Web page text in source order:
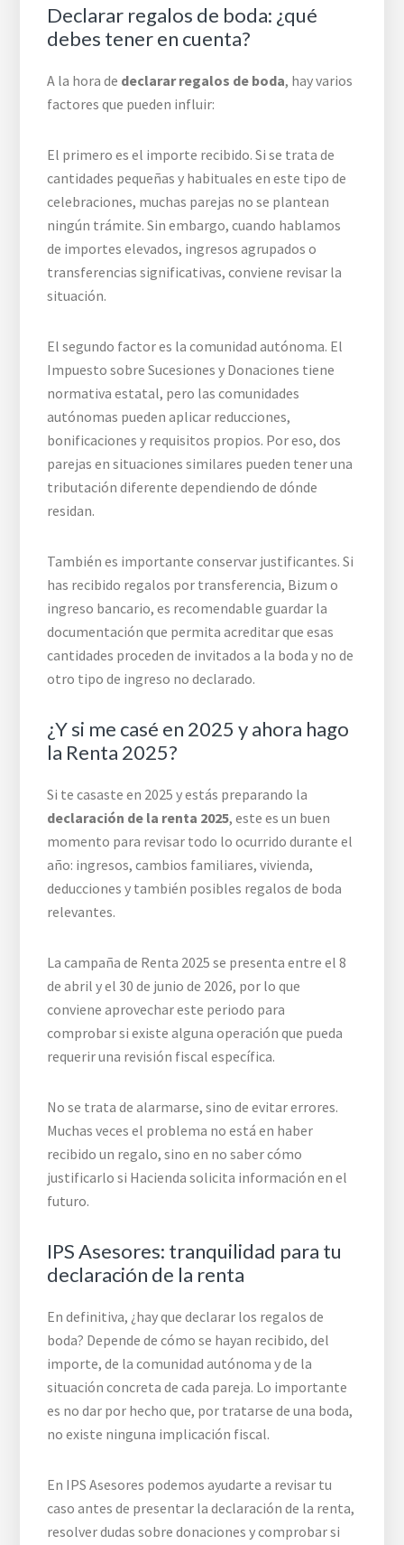
Declarar regalos de boda: ¿qué
debes tener en cuenta?
A la hora de declarar regalos de boda, hay varios
factores que pueden influir:
El primero es el importe recibido. Si se trata de
cantidades pequeñas y habituales en este tipo de
celebraciones, muchas parejas no se plantean
ningún trámite. Sin embargo, cuando hablamos
de importes elevados, ingresos agrupados o
transferencias significativas, conviene revisar la
situación.
El segundo factor es la comunidad autónoma. El
Impuesto sobre Sucesiones y Donaciones tiene
normativa estatal, pero las comunidades
autónomas pueden aplicar reducciones,
bonificaciones y requisitos propios. Por eso, dos
parejas en situaciones similares pueden tener una
tributación diferente dependiendo de dónde
residan.
También es importante conservar justificantes. Si
has recibido regalos por transferencia, Bizum o
ingreso bancario, es recomendable guardar la
documentación que permita acreditar que esas
cantidades proceden de invitados a la boda y no de
otro tipo de ingreso no declarado.
¿Y si me casé en 2025 y ahora hago
la Renta 2025?
Si te casaste en 2025 y estás preparando la
declaración de la renta 2025, este es un buen
momento para revisar todo lo ocurrido durante el
año: ingresos, cambios familiares, vivienda,
deducciones y también posibles regalos de boda
relevantes.
La campaña de Renta 2025 se presenta entre el 8
de abril y el 30 de junio de 2026, por lo que
conviene aprovechar este periodo para
comprobar si existe alguna operación que pueda
requerir una revisión fiscal específica.
No se trata de alarmarse, sino de evitar errores.
Muchas veces el problema no está en haber
recibido un regalo, sino en no saber cómo
justificarlo si Hacienda solicita información en el
futuro.
IPS Asesores: tranquilidad para tu
declaración de la renta
En definitiva, ¿hay que declarar los regalos de
boda? Depende de cómo se hayan recibido, del
importe, de la comunidad autónoma y de la
situación concreta de cada pareja. Lo importante
es no dar por hecho que, por tratarse de una boda,
no existe ninguna implicación fiscal.
En IPS Asesores podemos ayudarte a revisar tu
caso antes de presentar la declaración de la renta,
resolver dudas sobre donaciones y comprobar si